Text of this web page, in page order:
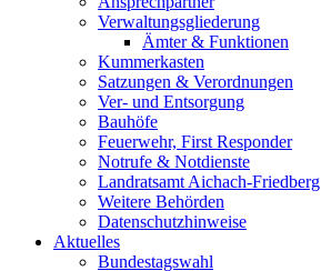
Verwaltungsgliederung
Ämter & Funktionen
Kummerkasten
Satzungen & Verordnungen
Ver- und Entsorgung
Bauhöfe
Feuerwehr, First Responder
Notrufe & Notdienste
Landratsamt Aichach-Friedberg
Weitere Behörden
Datenschutzhinweise
Aktuelles
Bundestagswahl